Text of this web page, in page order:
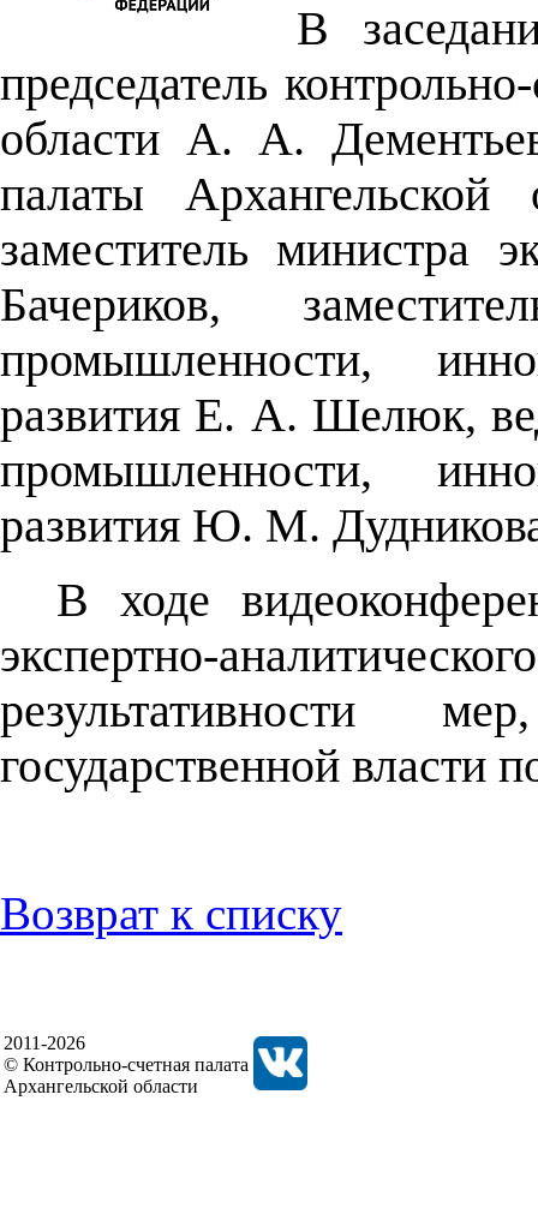
В
председатель
области А. А.
палаты
заместитель министра
Бачериков,
промышленности,
развития Е. А. Шелюк,
промышленности,
развития Ю. М.
В ходе
экспертно-
результативности
государственной власти
Возврат к списку
2011-2026
© Контрольно-счетная палата
Архангельской области